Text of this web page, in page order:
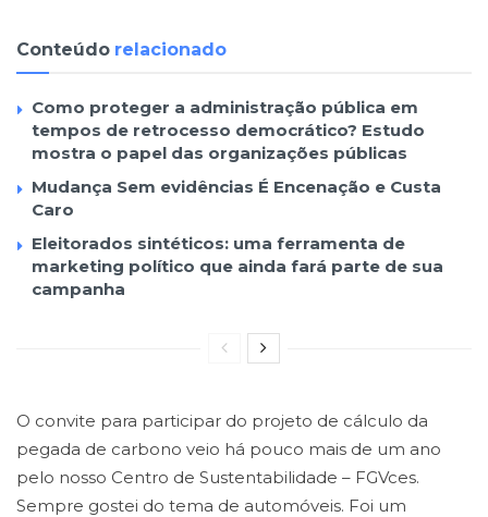
Conteúdo relacionado
Como proteger a administração pública em
tempos de retrocesso democrático? Estudo
mostra o papel das organizações públicas
Mudança Sem evidências É Encenação e Custa
Caro
Eleitorados sintéticos: uma ferramenta de
marketing político que ainda fará parte de sua
campanha
O convite para participar do projeto de cálculo da
pegada de carbono veio há pouco mais de um ano
pelo nosso Centro de Sustentabilidade – FGVces.
Sempre gostei do tema de automóveis. Foi um